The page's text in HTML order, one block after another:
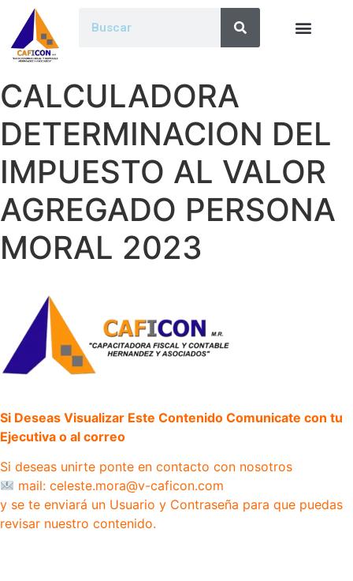
CALCULADORA
DETERMINACION DEL
IMPUESTO AL VALOR
AGREGADO PERSONA
MORAL 2023
Si Deseas Visualizar Este Contenido Comunicate con tu
Ejecutiva o al correo
Si deseas unirte ponte en contacto con nosotros
mail: celeste.mora@v-caficon.com
y se te enviará un Usuario y Contraseña para que puedas
revisar nuestro contenido.